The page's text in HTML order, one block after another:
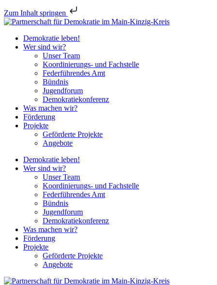
Zum Inhalt springen
Demokratie leben!
Wer sind wir?
Unser Team
Koordinierungs- und Fachstelle
Federführendes Amt
Bündnis
Jugendforum
Demokratiekonferenz
Was machen wir?
Förderung
Projekte
Geförderte Projekte
Angebote
Demokratie leben!
Wer sind wir?
Unser Team
Koordinierungs- und Fachstelle
Federführendes Amt
Bündnis
Jugendforum
Demokratiekonferenz
Was machen wir?
Förderung
Projekte
Geförderte Projekte
Angebote